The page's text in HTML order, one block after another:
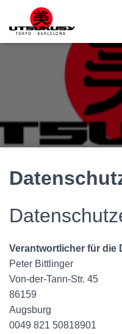
Verantwortlicher für die
Peter Bittlinger
Von-der-Tann-Str. 45
86159
Augsburg
0049 821 50818901